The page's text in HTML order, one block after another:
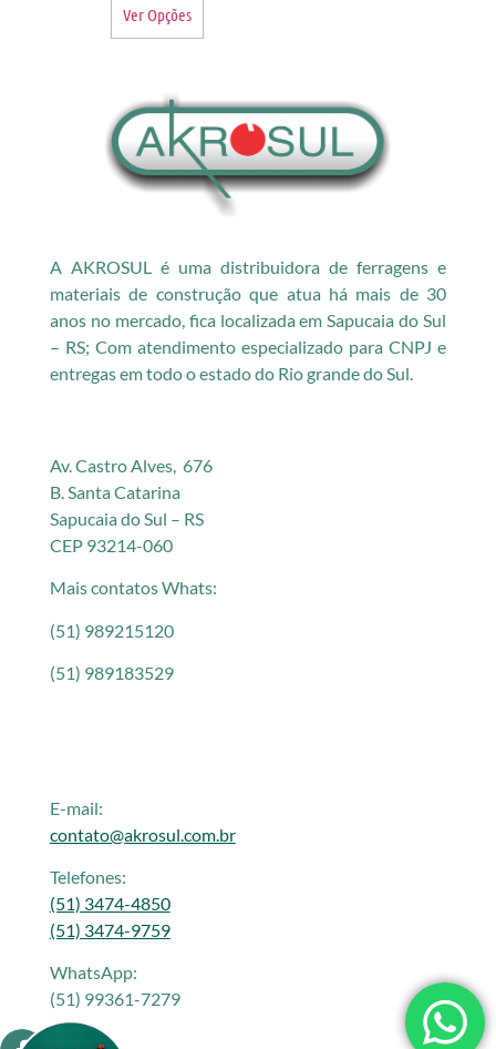
Ver Opções
A AKROSUL é uma distribuidora de ferragens e
materiais de construção que atua há mais de 30
anos no mercado, fica localizada em Sapucaia do Sul
– RS; Com atendimento especializado para CNPJ e
entregas em todo o estado do Rio grande do Sul.
Av. Castro Alves, 676
B. Santa Catarina
Sapucaia do Sul – RS
CEP 93214-060
Mais contatos Whats:
(51) 989215120
(51) 989183529
E-mail:
contato@akrosul.com.br
Telefones:
(51) 3474-4850
(51) 3474-9759
WhatsApp:
(51) 99361-7279